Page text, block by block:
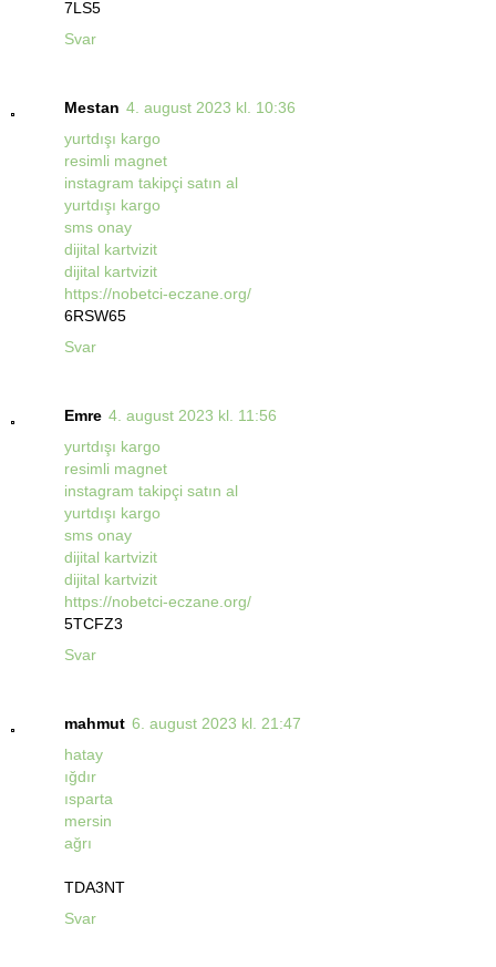
7LS5
Svar
Mestan 4. august 2023 kl. 10:36
yurtdışı kargo
resimli magnet
instagram takipçi satın al
yurtdışı kargo
sms onay
dijital kartvizit
dijital kartvizit
https://nobetci-eczane.org/
6RSW65
Svar
Emre 4. august 2023 kl. 11:56
yurtdışı kargo
resimli magnet
instagram takipçi satın al
yurtdışı kargo
sms onay
dijital kartvizit
dijital kartvizit
https://nobetci-eczane.org/
5TCFZ3
Svar
mahmut 6. august 2023 kl. 21:47
hatay
ığdır
ısparta
mersin
ağrı
TDA3NT
Svar